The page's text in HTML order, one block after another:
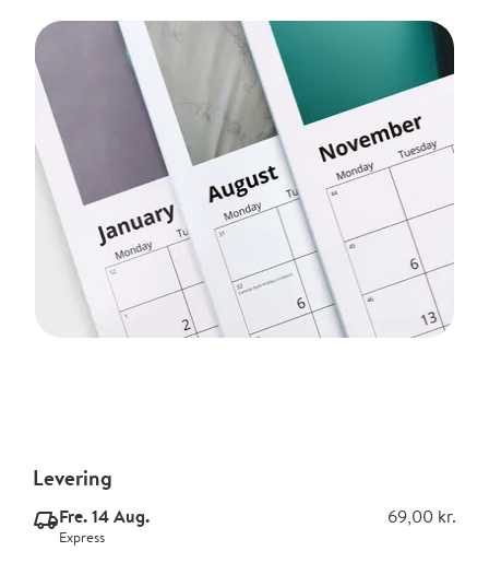
Levering
delivery_express_v2Fre. 14 Aug. 69,00 kr.
Express